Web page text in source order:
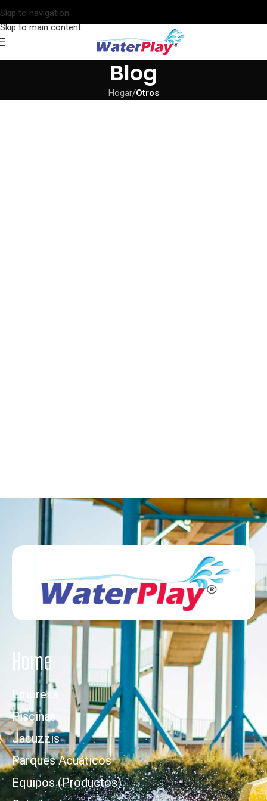
Skip to navigation
Skip to main content
Blog
Hogar/Otros
Home
Empresa
Piscinas
Jacuzzis
Parques Acuáticos
Equipos (Productos)